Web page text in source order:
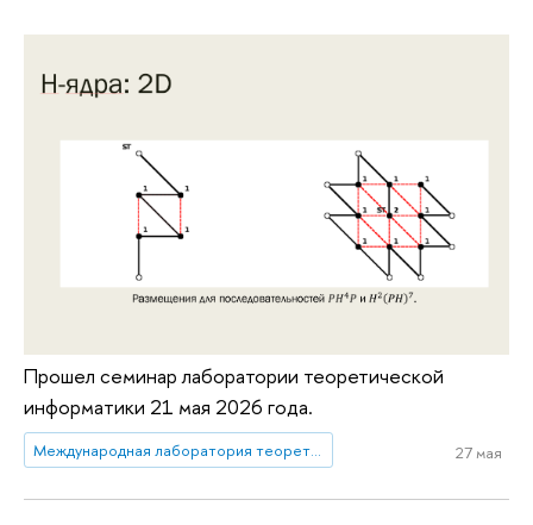
Прошел семинар лаборатории теоретической
информатики 21 мая 2026 года.
Международная лаборатория теоретической информатики 27 мая